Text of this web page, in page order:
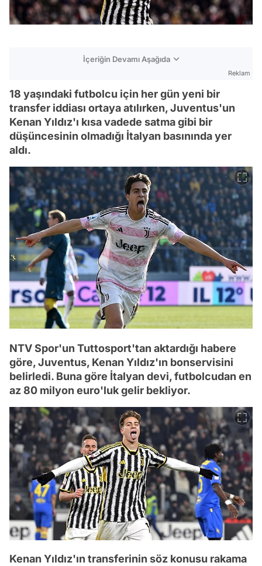
İçeriğin Devamı Aşağıda
Reklam
18 yaşındaki futbolcu için her gün yeni bir
transfer iddiası ortaya atılırken, Juventus'un
Kenan Yıldız'ı kısa vadede satma gibi bir
düşüncesinin olmadığı İtalyan basınında yer
aldı.
NTV Spor'un Tuttosport'tan aktardığı habere
göre, Juventus, Kenan Yıldız'ın bonservisini
belirledi. Buna göre İtalyan devi, futbolcudan en
az 80 milyon euro'luk gelir bekliyor.
Kenan Yıldız'ın transferinin söz konusu rakama